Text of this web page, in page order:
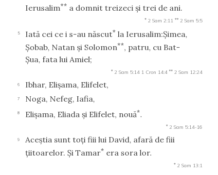
Ierusalim** a domnit treizeci şi trei de ani.
* 2 Sam 2:11 ** 2 Sam 5:5
5 Iată cei ce i s-au născut* la Ierusalim:Şimea,
Şobab, Natan şi Solomon**, patru, cu Bat-
Şua, fata lui Amiel;
* 2 Sam 5:14 1 Cron 14:4 ** 2 Sam 12:24
6 Ibhar, Elişama, Elifelet,
7 Noga, Nefeg, Iafia,
8 Elişama, Eliada şi Elifelet, nouă*.
* 2 Sam 5:14-16
9
Aceştia sunt toţi fiii lui David, afară de fiii
ţiitoarelor. Şi Tamar* era sora lor.
* 2 Sam 13:1